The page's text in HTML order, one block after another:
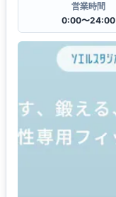
営業時間
0:00〜24:00